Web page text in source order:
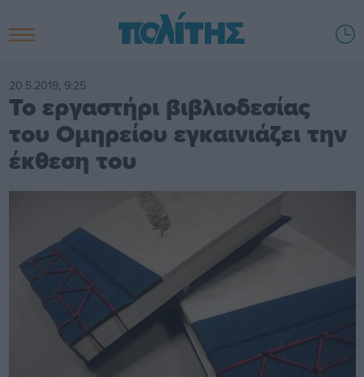
20.5.2019, 9:25
Το εργαστήρι βιβλιοδεσίας
του Ομηρείου εγκαινιάζει την
έκθεση του